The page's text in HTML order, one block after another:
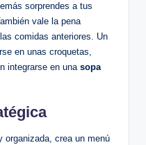
sorprendes a tus
vale la pena
comidas anteriores. Un
en unas croquetas,
integrarse en una sopa
organizada, crea un menú